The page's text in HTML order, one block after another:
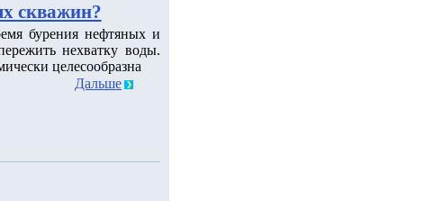
скважин?
бурения нефтяных и
нехватку воды.
целесообразна
Дальше